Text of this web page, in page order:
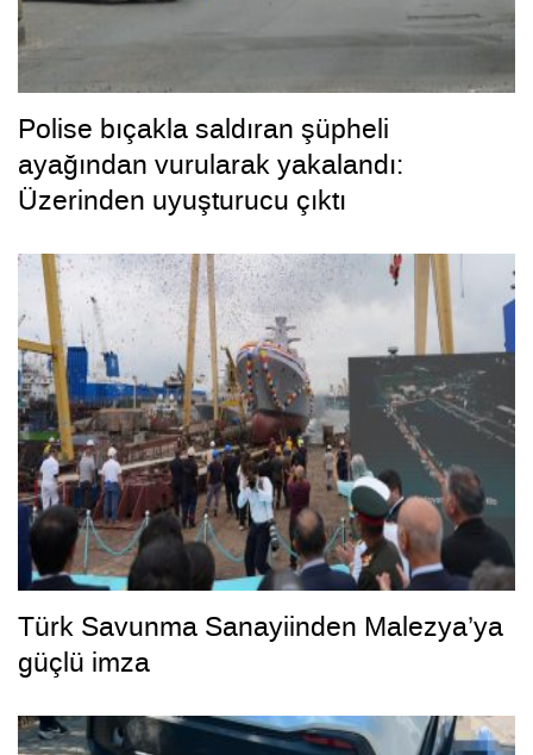
Polise bıçakla saldıran şüpheli
ayağından vurularak yakalandı:
Üzerinden uyuşturucu çıktı
Türk Savunma Sanayiinden Malezya’ya
güçlü imza